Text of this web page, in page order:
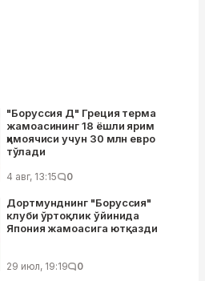
"Боруссия Д" Греция терма
жамоасининг 18 ёшли ярим
ҳимоячиси учун 30 млн евро
тўлади
4 авг, 13:15 0
Дортмунднинг "Боруссия"
клуби ўртоқлик ўйинида
Япония жамоасига ютқазди
29 июл, 19:19 0